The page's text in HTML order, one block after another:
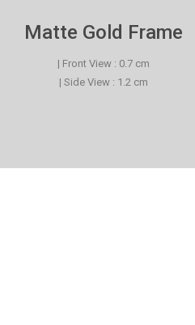
Matte Gold Frame
| Front View : 0.7 cm
| Side View : 1.2 cm